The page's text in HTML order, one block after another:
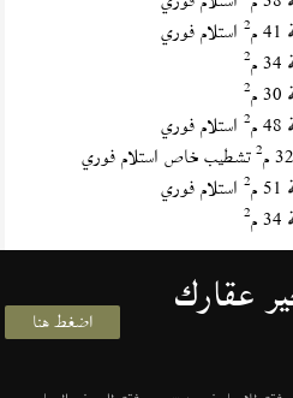
2 استلام فوري
2
2
2 استلام فوري
2تشطيب خاص استلام فوري
2 استلام فوري
2
عقارك اضغط هنا